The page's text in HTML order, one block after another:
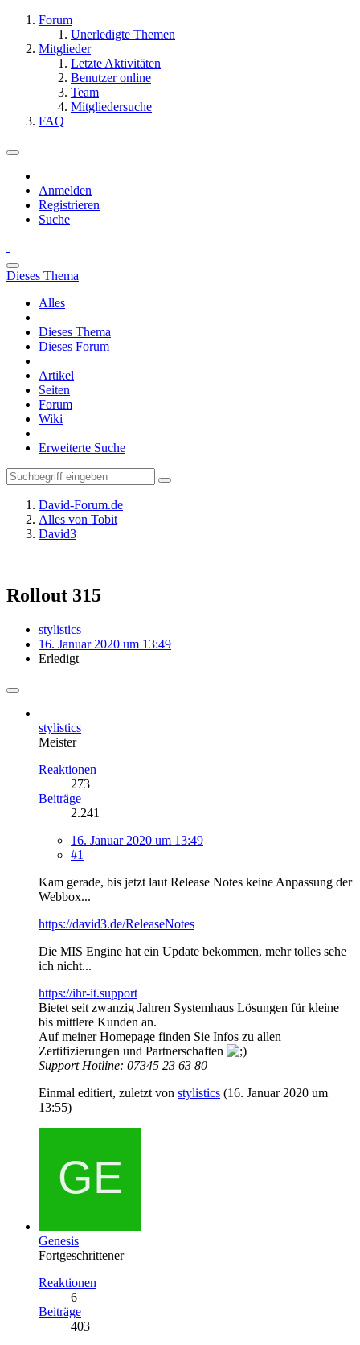
Forum
Unerledigte Themen
Mitglieder
Letzte Aktivitäten
Benutzer online
Team
Mitgliedersuche
FAQ
Anmelden
Registrieren
Suche
Dieses Thema
Alles
Dieses Thema
Dieses Forum
Artikel
Seiten
Forum
Wiki
Erweiterte Suche
David-Forum.de
Alles von Tobit
David3
Rollout 315
stylistics
16. Januar 2020 um 13:49
Erledigt
stylistics
Meister
Reaktionen
273
Beiträge
2.241
16. Januar 2020 um 13:49
#1
Kam gerade, bis jetzt laut Release Notes keine Anpassung der
Webbox...
https://david3.de/ReleaseNotes
Die MIS Engine hat ein Update bekommen, mehr tolles sehe
ich nicht...
https://ihr-it.support
Bietet seit zwanzig Jahren Systemhaus Lösungen für kleine
bis mittlere Kunden an.
Auf meiner Homepage finden Sie Infos zu allen
Zertifizierungen und Partnerschaften
Support Hotline: 07345 23 63 80
Einmal editiert, zuletzt von stylistics (16. Januar 2020 um
13:55)
Genesis
Fortgeschrittener
Reaktionen
6
Beiträge
403